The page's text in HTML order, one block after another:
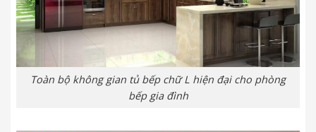
Toàn bộ không gian tủ bếp chữ L hiện đại cho phòng
bếp gia đình